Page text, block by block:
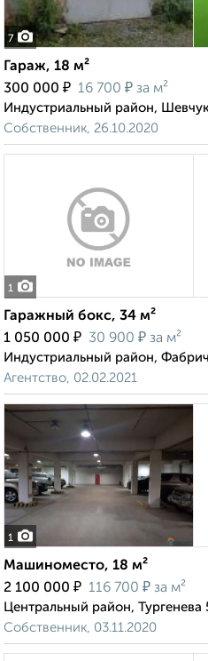
7
Гараж, 18 м²
300 000 ₽ 16 700 ₽ за м²
Индустриальный район,
Собственник, 26.10.2020
1
Гаражный бокс, 34 м²
1 050 000 ₽ 30 900 ₽ за м²
Индустриальный район,
Агентство, 02.02.2021
1
Машиноместо, 18 м²
2 100 000 ₽ 116 700 ₽ за м²
Центральный район, Тургенева
Собственник, 03.11.2020